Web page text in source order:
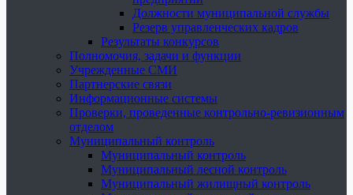
Должности муниципальной службы
Резерв управленческих кадров
Результаты конкурсов
Полномочия, задачи и функции
Учрежденные СМИ
Партнерские связи
Информационные системы
Проверки, проведенные контрольно-ревизионным
отделом
Муниципальный контроль
Муниципальный контроль
Муниципальный лесной контроль
Муниципальный жилищный контроль